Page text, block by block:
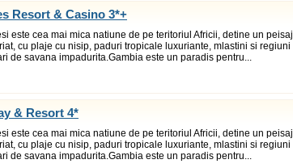
Resort & Casino 3*+
este cea mai mica natiune de pe teritoriul Africii, detine un peisaj
cu plaje cu nisip, paduri tropicale luxuriante, mlastini si regiuni
de savana impadurita.Gambia este un paradis pentru...
& Resort 4*
este cea mai mica natiune de pe teritoriul Africii, detine un peisaj
cu plaje cu nisip, paduri tropicale luxuriante, mlastini si regiuni
de savana impadurita.Gambia este un paradis pentru...